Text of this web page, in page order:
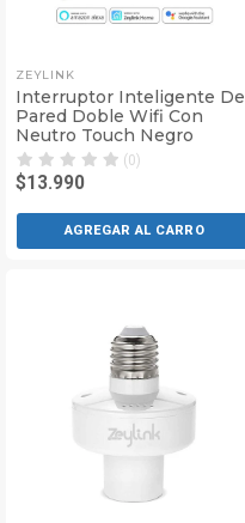
ZEYLINK
Interruptor Inteligente De
Pared Doble Wifi Con
Neutro Touch Negro
(0)
$13.990
AGREGAR AL CARRO